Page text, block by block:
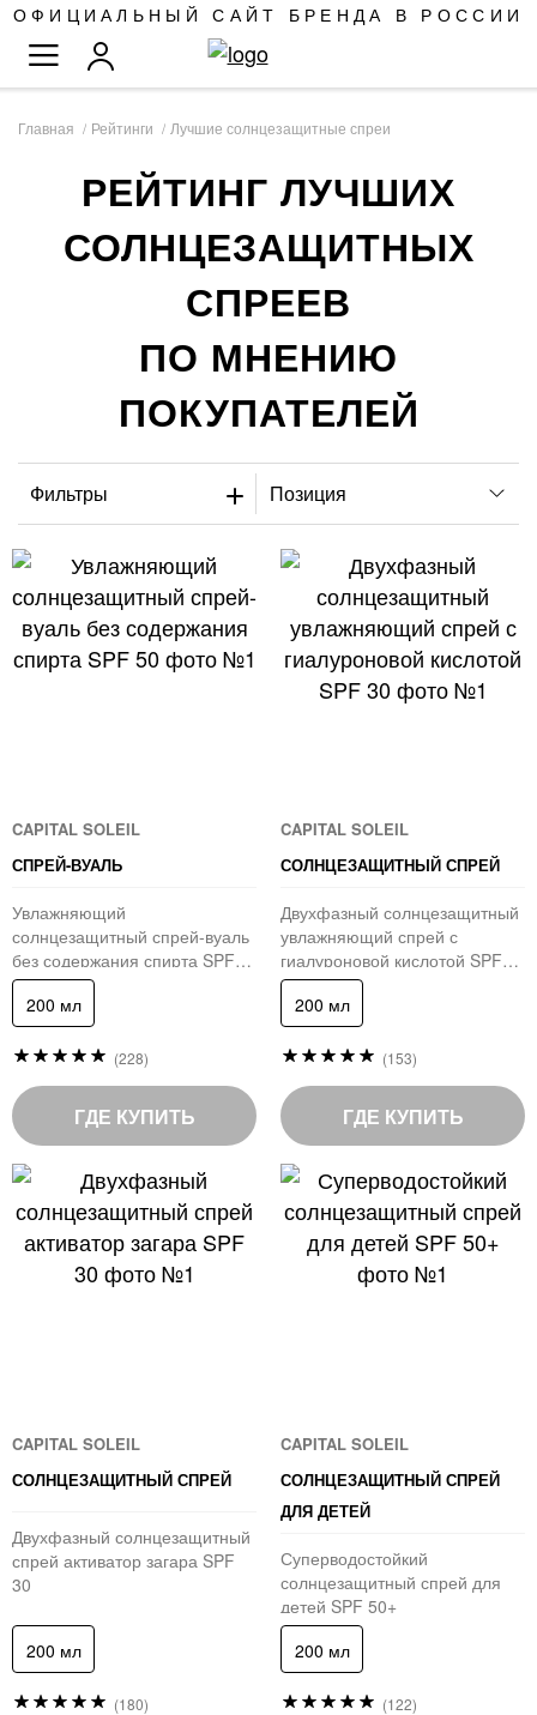
SKIP
TO
CONTENT
ОФИЦИАЛЬНЫЙ САЙТ БРЕНДА В РОССИИ
Главная Рейтинги Лучшие солнцезащитные спреи
РЕЙТИНГ ЛУЧШИХ
СОЛНЦЕЗАЩИТНЫХ
СПРЕЕВ
ПО МНЕНИЮ
ПОКУПАТЕЛЕЙ
Фильтры
CAPITAL SOLEIL
СПРЕЙ-ВУАЛЬ
Увлажняющий
солнцезащитный спрей-вуаль
без содержания спирта SPF
50
200 мл
Рейтинг:
of
100
(228)
ГДЕ КУПИТЬ
CAPITAL SOLEIL
СОЛНЦЕЗАЩИТНЫЙ СПРЕЙ
Двухфазный солнцезащитный
увлажняющий спрей с
гиалуроновой кислотой SPF
30
200 мл
Рейтинг:
of
100
(153)
ГДЕ КУПИТЬ
CAPITAL SOLEIL
СОЛНЦЕЗАЩИТНЫЙ СПРЕЙ
Двухфазный солнцезащитный
спрей активатор загара SPF
30
200 мл
Рейтинг: (180)
CAPITAL SOLEIL
СОЛНЦЕЗАЩИТНЫЙ СПРЕЙ
ДЛЯ ДЕТЕЙ
Суперводостойкий
солнцезащитный спрей для
детей SPF 50+
200 мл
Рейтинг: (122)